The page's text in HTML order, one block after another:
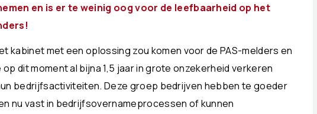
en is er te weinig oog voor de leefbaarheid op het
kabinet met een oplossing zou komen voor de PAS-melders en
dit moment al bijna 1,5 jaar in grote onzekerheid verkeren
bedrijfsactiviteiten. Deze groep bedrijven hebben te goeder
nu vast in bedrijfsovernameprocessen of kunnen